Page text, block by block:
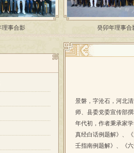
景磐，字沧石，河北
师、县委党委宣传部
年代初，作者秉承家
真经白话例题解》、
壬指南例题解》、《